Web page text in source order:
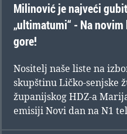
Milinović je najveći
„ultimatumi“ - Na
gore!
Nositelj naše liste na
skupštinu Ličko-senjske
županijskog HDZ-a
emisiji Novi dan na N1